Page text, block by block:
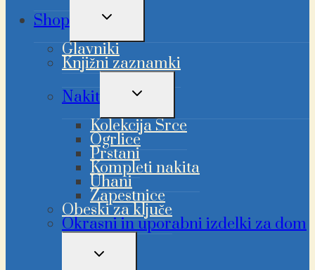
Shop
PREKLAPLJANJE
MENIJA
Glavniki
Knjižni zaznamki
Nakit
PREKLAPLJANJE
MENIJA
Kolekcija Srce
Ogrlice
Prstani
Kompleti nakita
Uhani
Zapestnice
Obeski za ključe
Okrasni in uporabni izdelki za dom
PREKLAPLJANJE